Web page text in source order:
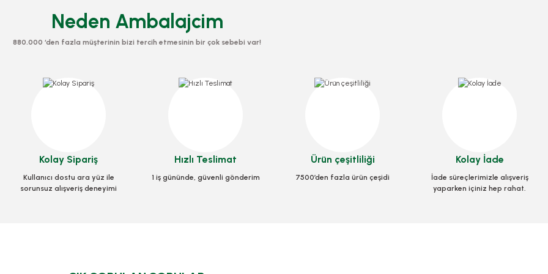
0165 Opp Bantlı Şeffaf Poşet Askılı 22x42 Cm (1000 Ad)
Neden Ambalajcim
880.000 ‘den fazla müşterinin bizi tercih etmesinin bir çok sebebi var!
Kolay Sipariş
Kullanıcı dostu ara yüz ile
sorunsuz alışveriş deneyimi
Hızlı Teslimat
1 iş gününde, güvenli gönderim
Ürün çeşitliliği
7500’den fazla ürün çeşidi
Kolay İade
İade süreçlerimizle alışveriş
yaparken içiniz hep rahat.